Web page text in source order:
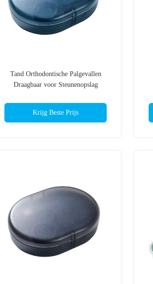
Tand Orthodontische Palgevallen
Draagbaar voor Steunenopslag
Krijg Beste Prijs